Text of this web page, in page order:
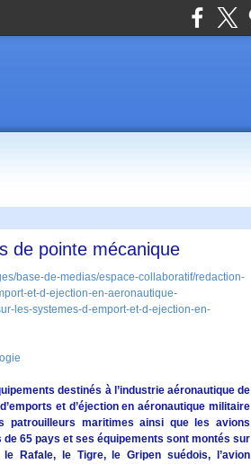
de pointe mécanique
destinés à l’industrie aéronautique de
et d’éjection en aéronautique militaire
maritimes ainsi que les avions
65 pays et ses équipements sont montés sur
Rafale, le Tigre, le Gripen suédois, l’avion